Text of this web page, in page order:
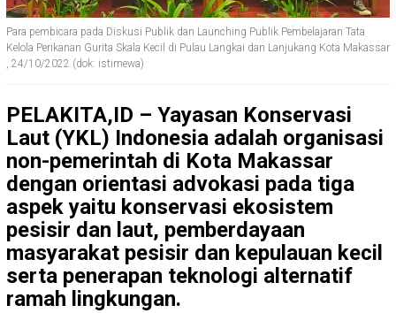
Para pembicara pada Diskusi Publik dan Launching Publik Pembelajaran Tata
Kelola Perikanan Gurita Skala Kecil di Pulau Langkai dan Lanjukang Kota Makassar
, 24/10/2022 (dok: istimewa)
PELAKITA,ID – Yayasan Konservasi
Laut (YKL) Indonesia adalah organisasi
non-pemerintah di Kota Makassar
dengan orientasi advokasi pada tiga
aspek yaitu konservasi ekosistem
pesisir dan laut, pemberdayaan
masyarakat pesisir dan kepulauan kecil
serta penerapan teknologi alternatif
ramah lingkungan.